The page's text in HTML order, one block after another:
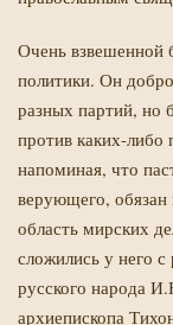
Очень взвешенной
политики. Он
разных партий, но
против каких-либо
напоминая, что
верующего, обязан
область мирских
сложились у него
русского народа
архиепископа